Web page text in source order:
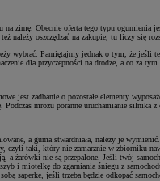
zimę. Obecnie oferta tego typu ogumienia
należy oszczędzać na zakupie, tu liczy się
wybrać. Pamiętajmy jednak o tym, że
dla przyczepności na drodze, a co za tym
jest zadbanie o pozostałe elementy
mrozu poranne uruchamianie silnika z
a guma stwardniała, należy je
czyli taki, który nie zamarznie w zbiorniku
a żarówki nie są przepalone. Jeśli twój
i miotełkę do zgarniania śniegu z
saperkę, jeśli trzeba będzie odkopać